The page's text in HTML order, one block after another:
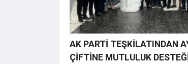
AK PARTİ TEŞKİLATINDAN
ÇİFTİNE MUTLULUK